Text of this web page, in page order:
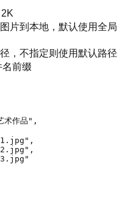
片到本地，默认使用全局
，不指定则使用默认路径
名前缀
术作品" ,
,
,